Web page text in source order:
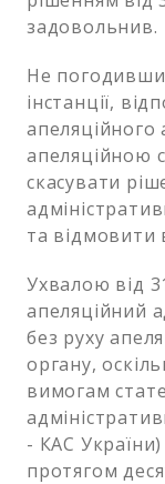
задовольнив.
Не
інстанції,
апеляційного
апеляційною
скасувати
та відмовити
Ухвалою від
апеляційний
без руху
органу,
вимогам
- КАС
протягом